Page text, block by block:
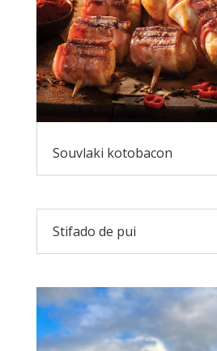
Souvlaki kotobacon
Stifado de pui